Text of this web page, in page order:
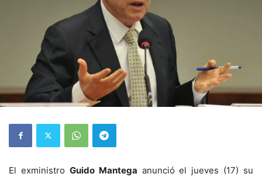
El exministro Guido Mantega anunció el jueves (17) su